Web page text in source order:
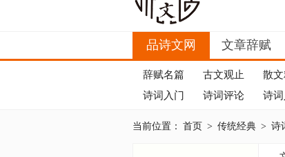
品诗文网 文章辞赋
辞赋名篇 古文观止 散
诗词入门
诗词评论 诗
当前位置： 首页 > 传统经典 > 诗